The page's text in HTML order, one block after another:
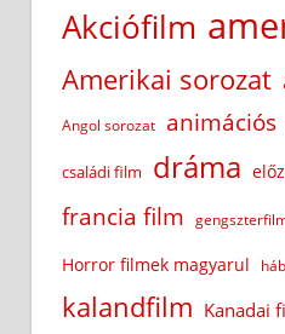
Akciófilm
Amerikai sorozat
Angol sorozat animációs
családi film dráma
francia film
Horror filmek magyarul
kalandfilm Kanadai